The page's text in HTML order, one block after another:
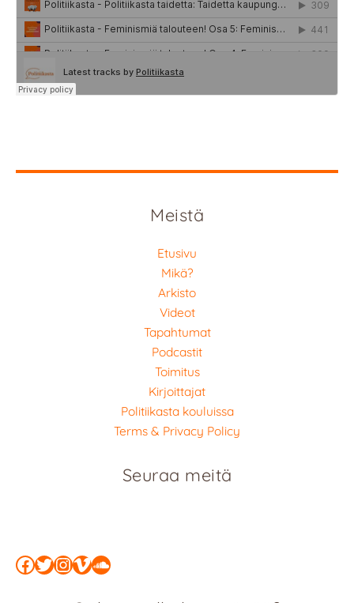
Meistä
Etusivu
Mikä?
Arkisto
Videot
Tapahtumat
Podcastit
Toimitus
Kirjoittajat
Politiikasta kouluissa
Terms & Privacy Policy
Seuraa meitä
Facebook
Twitter
Instagram
Vimeo
SoundCloud